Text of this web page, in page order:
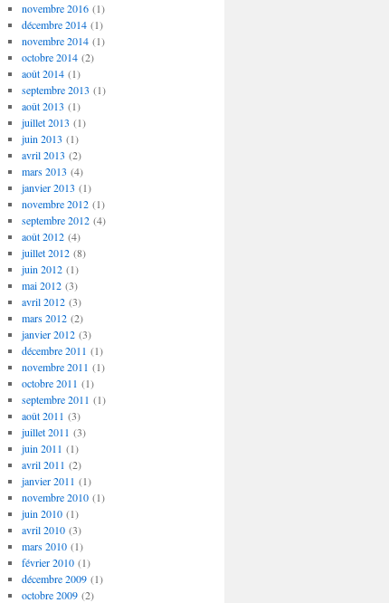
novembre 2016(1)
décembre 2014(1)
novembre 2014(1)
octobre 2014(2)
août 2014(1)
septembre 2013 (1)
août 2013 (1)
juillet 2013 (1)
juin 2013 (1)
avril 2013 (2)
mars 2013 (4)
janvier 2013 (1)
novembre 2012(1)
septembre 2012(4)
août 2012(4)
juillet 2012(8)
juin 2012(1)
mai 2012(3)
avril 2012(3)
mars 2012(2)
janvier 2012(3)
décembre 2011 (1)
novembre 2011 (1)
octobre 2011 (1)
septembre 2011 (1)
août 2011 (3)
juillet 2011 (3)
juin 2011 (1)
avril 2011 (2)
janvier 2011 (1)
novembre 2010(1)
juin 2010(1)
avril 2010(3)
mars 2010(1)
février 2010(1)
décembre 2009(1)
octobre 2009(2)